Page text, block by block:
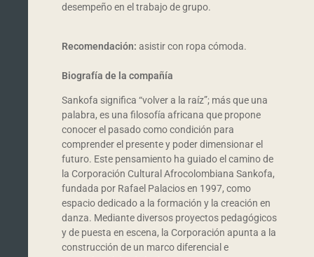
desempeño en el trabajo de grupo.
Recomendación: asistir con ropa cómoda.
Biografía de la compañía
Sankofa significa “volver a la raíz”; más que una
palabra, es una filosofía africana que propone
conocer el pasado como condición para
comprender el presente y poder dimensionar el
futuro. Este pensamiento ha guiado el camino de
la Corporación Cultural Afrocolombiana Sankofa,
fundada por Rafael Palacios en 1997, como
espacio dedicado a la formación y la creación en
danza. Mediante diversos proyectos pedagógicos
y de puesta en escena, la Corporación apunta a la
construcción de un marco diferencial e